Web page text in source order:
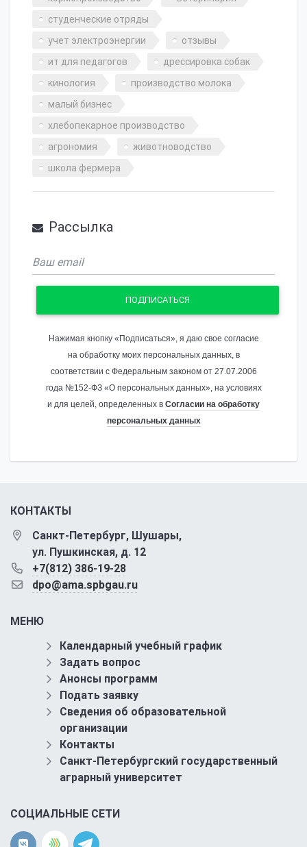
студенческие отряды
учет электроэнергии
отзывы
ит для педагогов
дрессировка собак
кинология
производство молока
малый бизнес
хлебопекарное производство
агрономия
животноводство
школа фермера
Рассылка
ПОДПИСАТЬСЯ
Нажимая кнопку «Подписаться», я даю свое согласие
на обработку моих персональных данных, в
соответствии с Федеральным законом от 27.07.2006
года №152-ФЗ «О персональных данных», на условиях
и для целей, определенных в Согласии на обработку
персональных данных
КОНТАКТЫ
Санкт-Петербург, Шушары,
ул. Пушкинская, д. 12
+7(812) 386-19-28
dpo@ama.spbgau.ru
МЕНЮ
Календарный учебный график
Задать вопрос
Анонсы программ
Подать заявку
Сведения об образовательной
организации
Контакты
Санкт-Петербургский государственный
аграрный университет
СОЦИАЛЬНЫЕ СЕТИ